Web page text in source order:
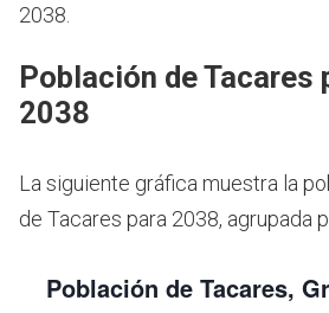
2038.
Población de Tacares
2038
La siguiente gráfica muestra la
de Tacares para 2038, agrupada